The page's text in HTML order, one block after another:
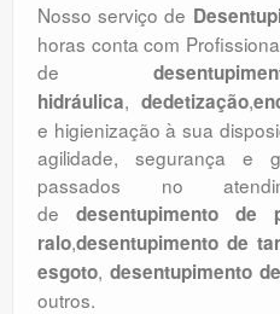
Nosso serviço de
horas conta com
de
hidráulica, dedetização,
e higienização à sua
agilidade, segurança e
passados no
de desentupimento de
ralo,desentupimento de
esgoto, desentupimento
outros.